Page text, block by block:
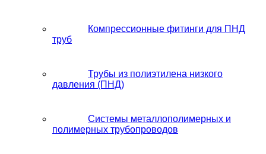
Компрессионные фитинги для ПНД
труб
Трубы из полиэтилена низкого
давления (ПНД)
Системы металлополимерных и
полимерных трубопроводов